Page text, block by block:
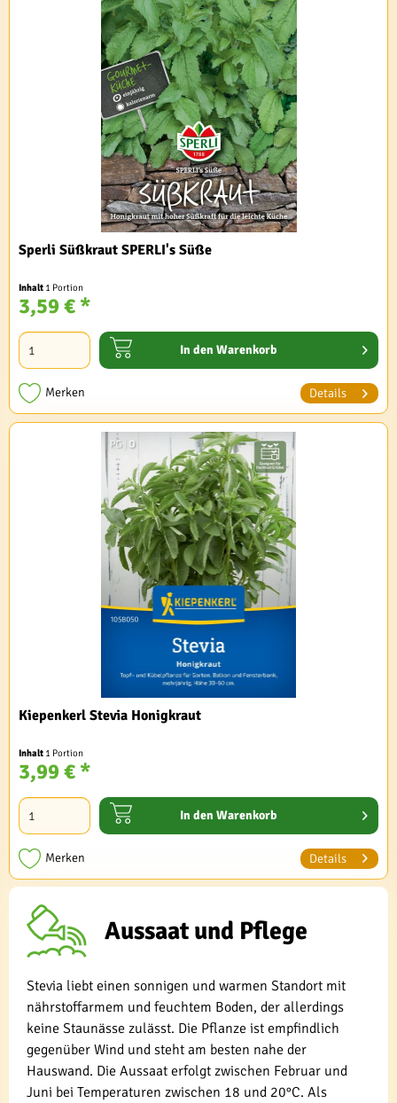
Sperli Süßkraut SPERLI's Süße
Inhalt 1 Portion
3,59 € *
In den Warenkorb
Merken Details
Kiepenkerl Stevia Honigkraut
Inhalt 1 Portion
3,99 € *
In den Warenkorb
Merken Details
Aussaat und Pflege
Stevia liebt einen sonnigen und warmen Standort mit
nährstoffarmem und feuchtem Boden, der allerdings
keine Staunässe zulässt. Die Pflanze ist empfindlich
gegenüber Wind und steht am besten nahe der
Hauswand. Die Aussaat erfolgt zwischen Februar und
Juni bei Temperaturen zwischen 18 und 20°C. Als